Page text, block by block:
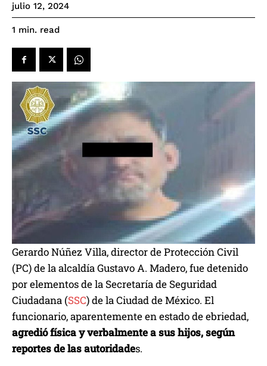
julio 12, 2024
1 min. read
Gerardo Núñez Villa, director de Protección Civil
(PC) de la alcaldía Gustavo A. Madero, fue detenido
por elementos de la Secretaría de Seguridad
Ciudadana (SSC) de la Ciudad de México. El
funcionario, aparentemente en estado de ebriedad,
agredió física y verbalmente a sus hijos, según
reportes de las autoridades.